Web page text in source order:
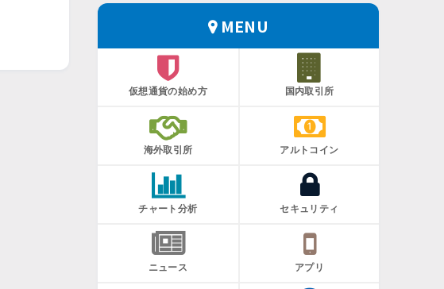
MENU
仮想通貨の始め方 国内取引所
海外取引所 アルトコイン
チャート分析 セキュリティ
ニュース アプリ